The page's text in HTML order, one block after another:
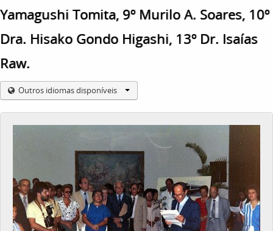
Yamagushi Tomita, 9º Murilo A. Soares, 10º
Dra. Hisako Gondo Higashi, 13º Dr. Isaías
Raw.
Outros idiomas disponíveis